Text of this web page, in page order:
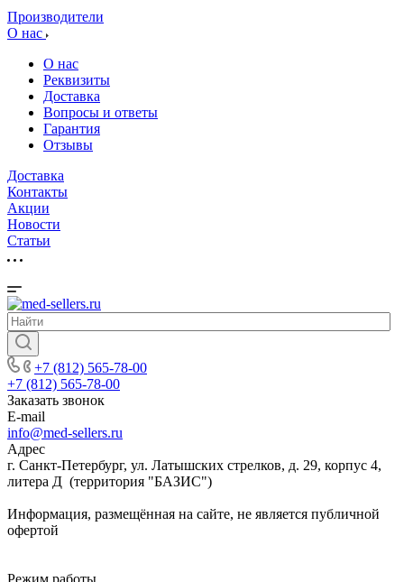
Производители
О нас
О нас
Реквизиты
Доставка
Вопросы и ответы
Гарантия
Отзывы
Доставка
Контакты
Акции
Новости
Cтатьи
+7 (812) 565-78-00
+7 (812) 565-78-00
Заказать звонок
E-mail
info@med-sellers.ru
Адрес
г. Санкт-Петербург, ул. Латышских стрелков, д. 29, корпус 4,
литера Д (территория "БАЗИС")
Информация, размещённая на сайте, не является публичной
офертой
Режим работы